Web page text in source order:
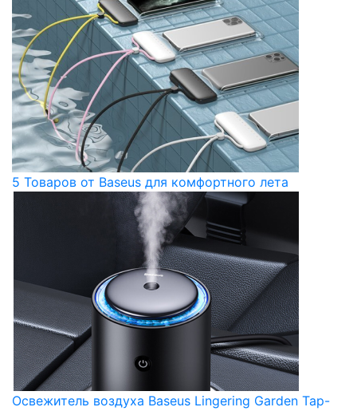
5 Товаров от Baseus для комфортного лета
Освежитель воздуха Baseus Lingering Garden Tap-